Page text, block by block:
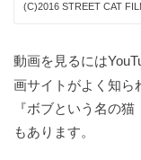
(C)2016 STREET CAT
動画を見るには
画サイトがよく知ら
『ボブという名の
もあります。